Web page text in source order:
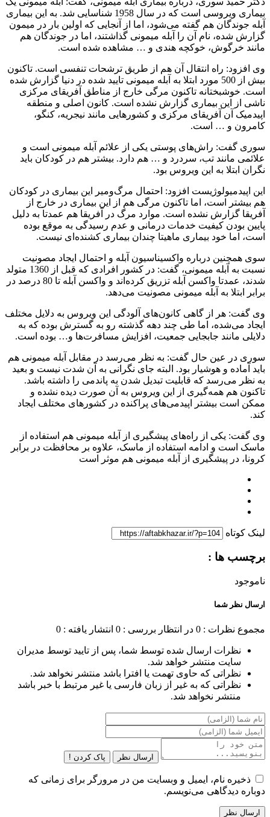
بیماری ویروسی است که در سال 1958 شناسایی شد. به این بیماری
آبله جوندگان هم گفته می‌شود، اما از آنجایی که اولین بار در میمون
گزارش شده، نام آن را آبله میمونی گذاشتند، اما در جوندگان هم
مانند خرگوش، خوکچه هندی و … مشاهده شده است.
وی افزود: راه انتقال آن هم از طریق ترشحات تنفسی است. تاکنون
بیش از 500 مورد ابتلا به آبله میمونی تایید شده در دنیا گزارش شده
است. خوشبختانه تاکنون مرگی خارج از مناطق آفریقای مرکزی
ناشی از این بیماری گزارش نشده است. کانون اصلی و منطقه
اپیدمیک آن آفریقای مرکزی و کشورهایی مانند نیجریه، کنگو،
کامرون و … است.
سوری گفت: راش‌های پوستی یکی از علائم آبله میمونی است و
علائمی مانند تب، سردرد و … هم دارد. بیشتر هم در کودکان باید
نگران ابتلا به این ویروس بود.
این اپیدمیولوژیست افزود: احتمال مرگ‌ومیر این بیماری در کودکان
هم بیشتر است، اما تاکنون مرگی هم از این بیماری در خارج از
آفریقا گزارش نشده است. موارد مرگ در آفریقا هم عمدتا به دلیل
پایین بودن کیفیت خدمات درمانی و عدم رسیدگی به موقع بوده
است، اما خود بیماری ماهیتا چندان بیماری کشنده‌ای نیست.
سوی همچنین درباره واکسیناسیون آبله و احتمال ایجاد مصونیت
نسبت به آبله میمونی، گفت: در کشور افرادی که قبل از 1360 متولد
شدند، عمدتا واکسن آبله تزریق کرده‌اند و واکسن آبله تا 80 درصد در
برابر ابتلا به آبله میمونی مصونیت می‌دهد.
وی گفت: هر از گاهی کانون‌های آلودگی این ویروس به دلایل مختلف
ایجاد می‌شده، اما طی چند دهه گذشته رو به گسترش بوده که به
دلایلی مانند جابجایی جمعیت، افزایش مسافرت‌ها و… بوده است.
سوری در عین حال گفت: به نظر می‌رسد در مقابل آبله میمونی هم
باید آماده و هوشیار بود. البته جای نگرانی به آن شدت نیست و بعید
به نظر می‌رسد که قابلیت تبدیل شدن به پاندمی را داشته باشد.
تاکنون هم همه‌گیری از این ویروس به آن صورت دیده نشده و
ممکن است بیشتر اپیدمی‌های پراکنده در کشورهای مختلف ایجاد
کند.
وی گفت: یکی از راه‌های پیشگیری از آبله میمونی هم استفاده از
ماسک است و ادامه استفاده از ماسک، علاوه بر محافظت در برابر
کرونا، در پیشگیری از آبله میمونی هم موثر است
لینک کوتاه
برچسب ها :
ناموجود
ارسال نظر شما
مجموع نظرات : 0 در انتظار بررسی : 0 انتشار یافته : 0
نظرات ارسال شده توسط شما، پس از تایید توسط مدیران
سایت منتشر خواهد شد.
نظراتی که حاوی تهمت یا افترا باشد منتشر نخواهد شد.
نظراتی که به غیر از زبان فارسی یا غیر مرتبط با خبر باشد
منتشر نخواهد شد.
ارسال نظر پاک کردن !
ذخیره نام، ایمیل و وبسایت من در مرورگر برای زمانی که
دوباره دیدگاهی می‌نویسم.